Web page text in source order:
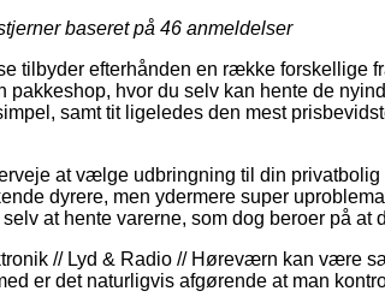
baseret på 46 anmeldelser
tilbyder efterhånden en række forskellige
pakkeshop, hvor du selv kan hente de
samt tit ligeledes den mest
at vælge udbringning til din
dyrere, men ydermere super
at hente varerne, som dog beroer på at
// Lyd & Radio // Høreværn kan være
er det naturligvis afgørende at man